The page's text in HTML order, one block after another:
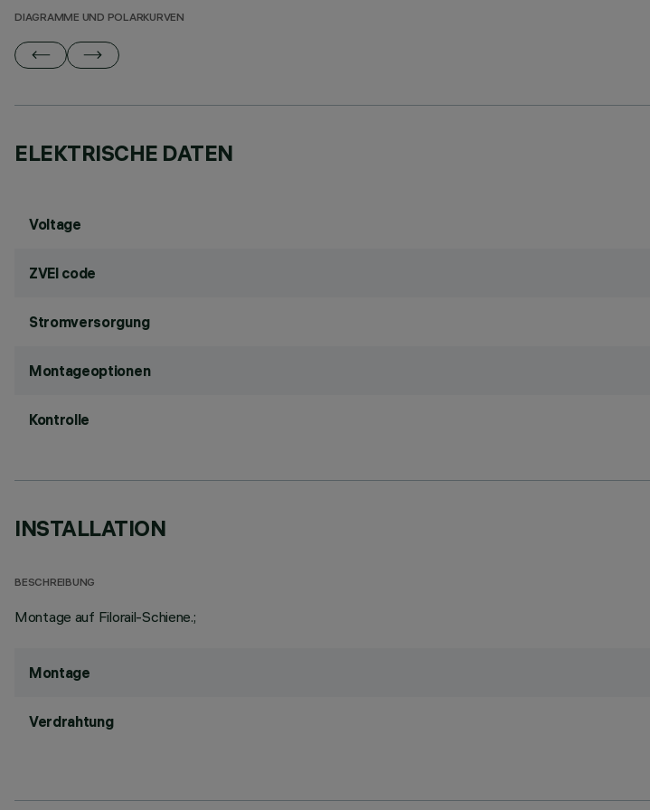
DIAGRAMME UND POLARKURVEN
ELEKTRISCHE DATEN
Voltage
ZVEI code
Stromversorgung
Montageoptionen
Kontrolle
INSTALLATION
BESCHREIBUNG
Montage auf Filorail-Schiene.;
Montage
Verdrahtung